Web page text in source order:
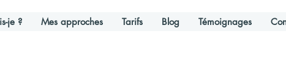
je ? Mes approches Tarifs Blog Témoignages